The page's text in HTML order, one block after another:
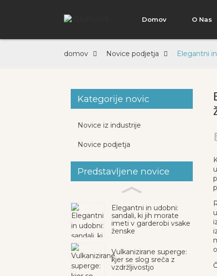
Domov O Nas
domov Novice podjetja Elegantni
Kategorije novic
Novice iz industrije
Novice podjetja
Predstavljene novice
Elegantni in udobni:
sandali, ki jih morate
imeti v garderobi vsake
ženske
Vulkanizirane superge:
kjer se slog sreča z
vzdržljivostjo